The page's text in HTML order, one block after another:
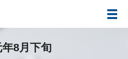
メ
年8月下旬